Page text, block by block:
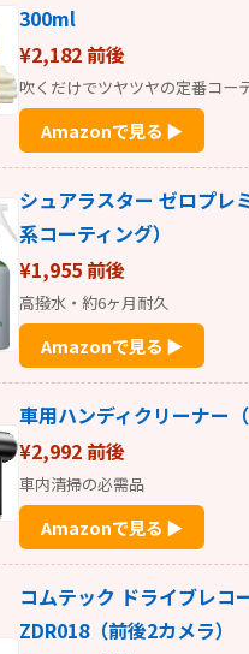
300ml
¥2,182 前後
吹くだけでツヤツヤの定番コー
Amazonで見る ▶
シュアラスター ゼロプレ
系コーティング）
¥1,955 前後
高撥水・約6ヶ月耐久
Amazonで見る ▶
車用ハンディクリーナー（
¥2,992 前後
車内清掃の必需品
Amazonで見る ▶
コムテック ドライブレコ
ZDR018（前後2カメラ）